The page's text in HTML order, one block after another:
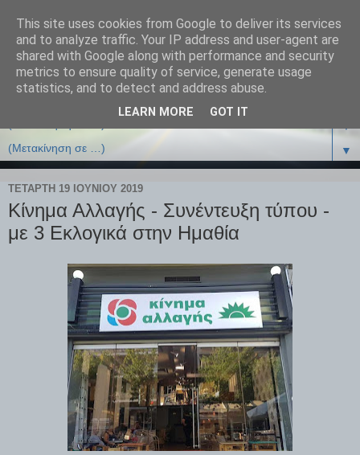
▼
▼
ΤΕΤΆΡΤΗ 19 ΙΟΥΝΊΟΥ 2019
Κίνημα Αλλαγής - Συνέντευξη τύπου -
με 3 Εκλογικά στην Ημαθία
This site uses cookies from Google to deliver its services
and to analyze traffic. Your IP address and user-agent are
shared with Google along with performance and security
metrics to ensure quality of service, generate usage
statistics, and to detect and address abuse.
LEARN MORE GOT IT